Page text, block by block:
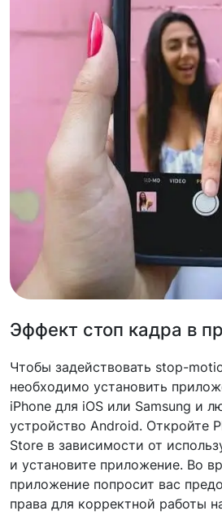
Эффект стоп кадра в
Чтобы задействовать stop-
необходимо установить
iPhone для iOS или Samsung и
устройство Android. Откройте
Store в зависимости от
и установите приложение. Во
приложение попросит вас
права для корректной работы